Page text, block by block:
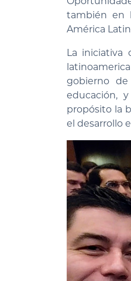
también en
América
La iniciativa
gobierno
educación,
propósito la
el desarrollo